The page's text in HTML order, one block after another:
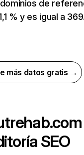
de
% y es igual a
más datos gratis →
SEO